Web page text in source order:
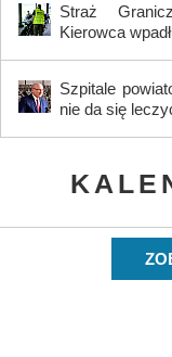
Straż
Kierowca
Szpitale
nie da się